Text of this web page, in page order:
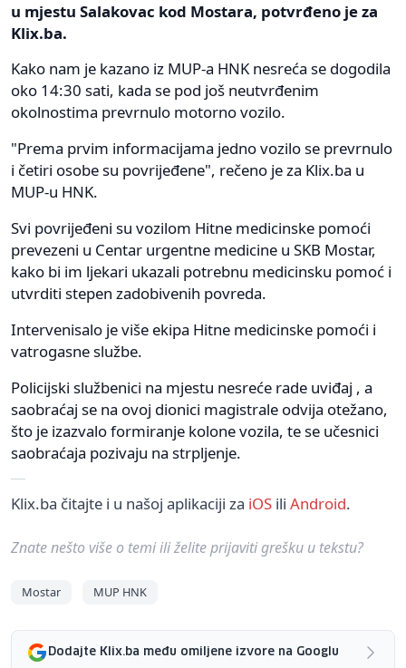
u mjestu Salakovac kod Mostara, potvrđeno je za
Klix.ba.
Kako nam je kazano iz MUP-a HNK nesreća se dogodila
oko 14:30 sati, kada se pod još neutvrđenim
okolnostima prevrnulo motorno vozilo.
"Prema prvim informacijama jedno vozilo se prevrnulo
i četiri osobe su povrijeđene", rečeno je za Klix.ba u
MUP-u HNK.
Svi povrijeđeni su vozilom Hitne medicinske pomoći
prevezeni u Centar urgentne medicine u SKB Mostar,
kako bi im ljekari ukazali potrebnu medicinsku pomoć i
utvrditi stepen zadobivenih povreda.
Intervenisalo je više ekipa Hitne medicinske pomoći i
vatrogasne službe.
Policijski službenici na mjestu nesreće rade uviđaj , a
saobraćaj se na ovoj dionici magistrale odvija otežano,
što je izazvalo formiranje kolone vozila, te se učesnici
saobraćaja pozivaju na strpljenje.
Klix.ba čitajte i u našoj aplikaciji za iOS ili Android.
Znate nešto više o temi ili želite prijaviti grešku u tekstu?
Mostar MUP HNK
Dodajte Klix.ba među omiljene izvore na Googlu